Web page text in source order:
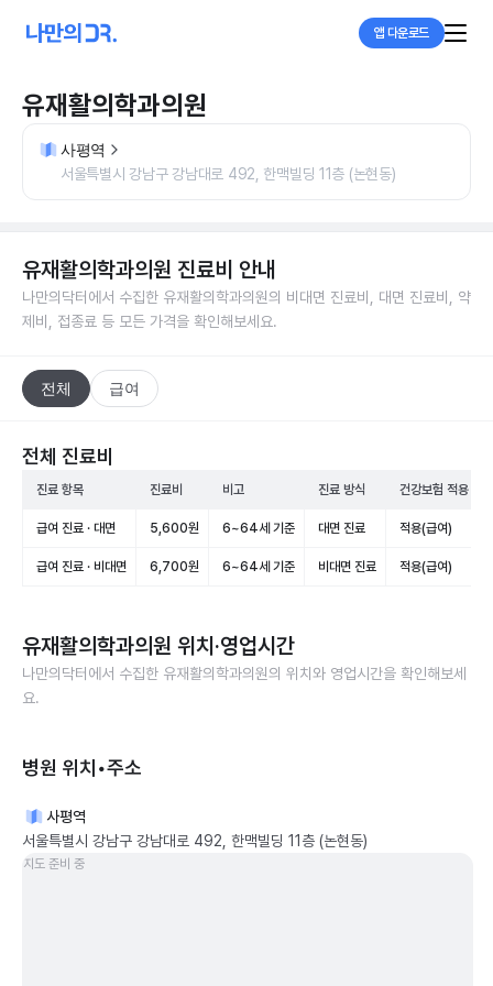
앱 다운로드
유재활의학과의원
사평역
서울특별시 강남구 강남대로 492, 한맥빌딩 11층 (논현동)
유재활의학과의원 진료비 안내
나만의닥터에서 수집한 유재활의학과의원의 비대면 진료비, 대면 진료비, 약
제비, 접종료 등 모든 가격을 확인해보세요.
전체 급여
전체 진료비
진료 항목 진료비 비고 진료 방식 건강보험 적용
급여 진료 · 대면 5,600원 6~64세 기준 대면 진료 적용(급여)
급여 진료 · 비대면 6,700원 6~64세 기준 비대면 진료 적용(급여)
유재활의학과의원 위치·영업시간
나만의닥터에서 수집한 유재활의학과의원의 위치와 영업시간을 확인해보세
요.
병원 위치•주소
사평역
서울특별시 강남구 강남대로 492, 한맥빌딩 11층 (논현동)
지도 준비 중